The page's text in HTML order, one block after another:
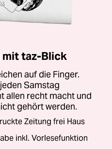
mit taz-Blick
auf die Finger.
Samstag
allen recht macht und
gehört werden.
Zeitung frei Haus
inkl. Vorlesefunktion